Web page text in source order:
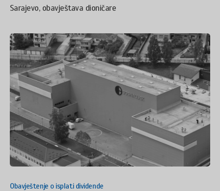
Sarajevo, obavještava dioničare
Obavještenje o isplati dividende